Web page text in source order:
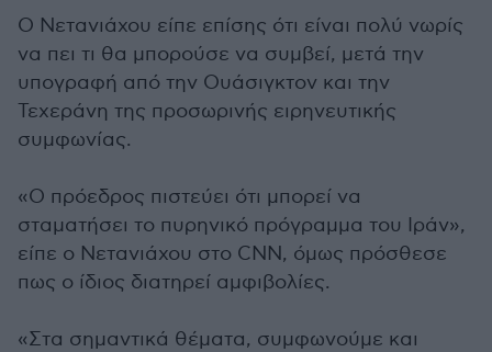
Ο Νετανιάχου είπε επίσης ότι είναι πολύ νωρίς
να πει τι θα μπορούσε να συμβεί, μετά την
υπογραφή από την Ουάσιγκτον και την
Τεχεράνη της προσωρινής ειρηνευτικής
συμφωνίας.
«Ο πρόεδρος πιστεύει ότι μπορεί να
σταματήσει το πυρηνικό πρόγραμμα του Ιράν»,
είπε ο Νετανιάχου στο CNN, όμως πρόσθεσε
πως ο ίδιος διατηρεί αμφιβολίες.
«Στα σημαντικά θέματα, συμφωνούμε και